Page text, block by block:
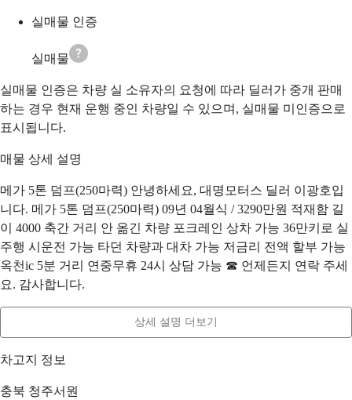
실매물 인증
실매물
실매물 인증은 차량 실 소유자의 요청에 따라 딜러가 중개 판매
하는 경우 현재 운행 중인 차량일 수 있으며, 실매물 미인증으로
표시됩니다.
매물 상세 설명
메가 5톤 덤프(250마력) 안녕하세요, 대명모터스 딜러 이광호입
니다. 메가 5톤 덤프(250마력) 09년 04월식 / 3290만원 적재함 길
이 4000 축간 거리 안 옮긴 차량 포크레인 상차 가능 36만키로 실
주행 시운전 가능 타던 차량과 대차 가능 저금리 전액 할부 가능
옥천ic 5분 거리 연중무휴 24시 상담 가능 ☎ 언제든지 연락 주세
요. 감사합니다.
상세 설명 더보기
차고지 정보
충북 청주서원